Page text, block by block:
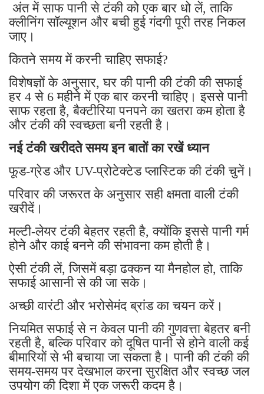
अंत में साफ पानी से टंकी को एक बार धो लें, ताकि
क्लीनिंग सॉल्यूशन और बची हुई गंदगी पूरी तरह निकल
जाए।
कितने समय में करनी चाहिए सफाई?
विशेषज्ञों के अनुसार, घर की पानी की टंकी की सफाई
हर 4 से 6 महीने में एक बार करनी चाहिए। इससे पानी
साफ रहता है, बैक्टीरिया पनपने का खतरा कम होता है
और टंकी की स्वच्छता बनी रहती है।
नई टंकी खरीदते समय इन बातों का रखें ध्यान
फूड-ग्रेड और UV-प्रोटेक्टेड प्लास्टिक की टंकी चुनें।
परिवार की जरूरत के अनुसार सही क्षमता वाली टंकी
खरीदें।
मल्टी-लेयर टंकी बेहतर रहती है, क्योंकि इससे पानी गर्म
होने और काई बनने की संभावना कम होती है।
ऐसी टंकी लें, जिसमें बड़ा ढक्कन या मैनहोल हो, ताकि
सफाई आसानी से की जा सके।
अच्छी वारंटी और भरोसेमंद ब्रांड का चयन करें।
नियमित सफाई से न केवल पानी की गुणवत्ता बेहतर बनी
रहती है, बल्कि परिवार को दूषित पानी से होने वाली कई
बीमारियों से भी बचाया जा सकता है। पानी की टंकी की
समय-समय पर देखभाल करना सुरक्षित और स्वच्छ जल
उपयोग की दिशा में एक जरूरी कदम है।